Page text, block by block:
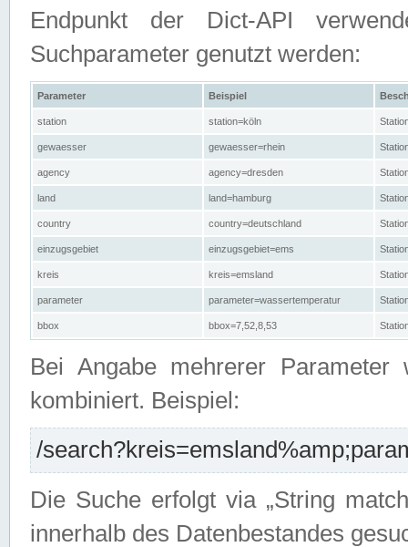
Endpunkt der Dict-API
Suchparameter genutzt werden:
Parameter Beispiel
station station=köln
gewaesser gewaesser=rhein
agency agency=dresden
land land=hamburg
country country=deutschland
einzugsgebiet einzugsgebiet=ems
kreis kreis=emsland
parameter parameter=wassertemperatur
bbox bbox=7,52,8,53
Bei Angabe mehrerer Parameter
kombiniert. Beispiel:
/
Die Suche erfolgt via „String
innerhalb des Datenbestandes